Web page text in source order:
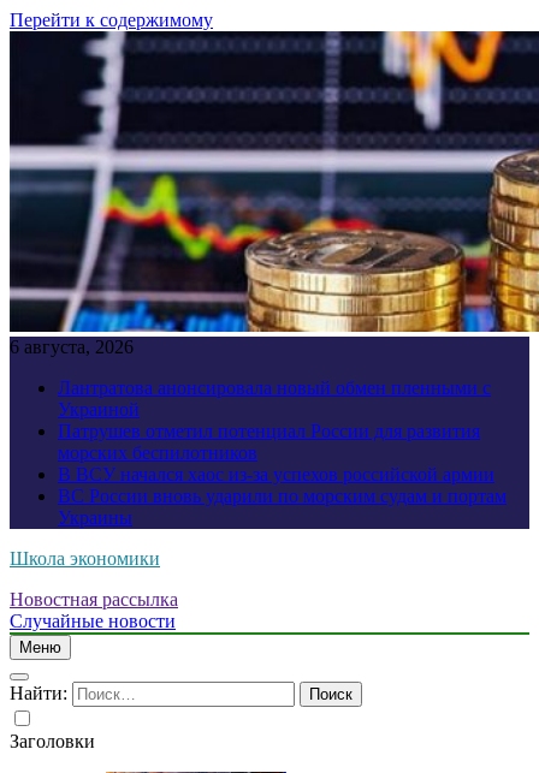
Перейти к содержимому
6 августа, 2026
Лантратова анонсировала новый обмен пленными с
Украиной
Патрушев отметил потенциал России для развития
морских беспилотников
В ВСУ начался хаос из-за успехов российской армии
ВС России вновь ударили по морским судам и портам
Украины
Школа экономики
Новостная рассылка
Случайные новости
Меню
Найти:
Заголовки